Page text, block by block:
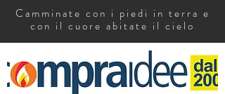
Camminate con i piedi in terra e
con il cuore abitate il cielo